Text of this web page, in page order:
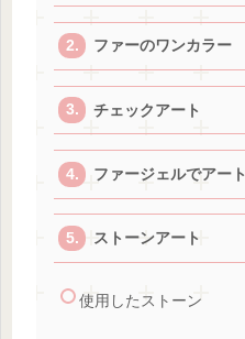
ファーのワンカラー
チェックアート
ファージェルでアート
ストーンアート
使用したストーン